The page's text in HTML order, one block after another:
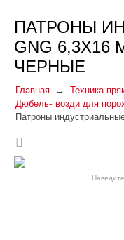
ПАТРОНЫ
GNG
ЧЕРНЫЕ
Главная
Техника
Дюбель-гвозди для
Патроны